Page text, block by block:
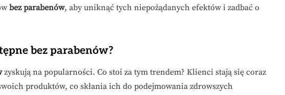
bez parabenów, aby uniknąć tych niepożądanych efektów i zadbać o
bez parabenów?
zyskują na popularności. Co stoi za tym trendem? Klienci stają się coraz
produktów, co skłania ich do podejmowania zdrowszych